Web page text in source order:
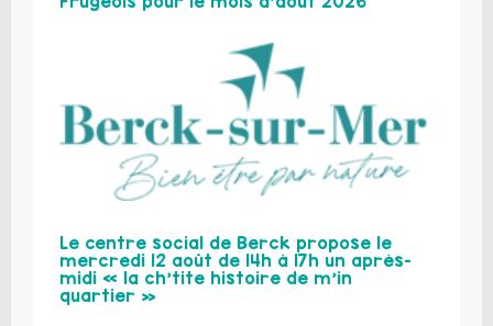
Le centre social de Berck propose le
mercredi 12 août de 14h à 17h un après-
midi « la ch’tite histoire de m’in
quartier »